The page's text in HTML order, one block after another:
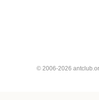
© 2006-2026